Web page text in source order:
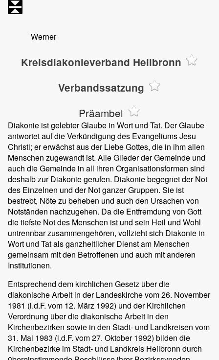
Werner
Kreisdiakonieverband Heilbronn
Verbandssatzung
Präambel
Diakonie ist gelebter Glaube in Wort und Tat. Der Glaube
antwortet auf die Verkündigung des Evangeliums Jesu
Christi; er erwächst aus der Liebe Gottes, die in ihm allen
Menschen zugewandt ist. Alle Glieder der Gemeinde und
auch die Gemeinde in all ihren Organisationsformen sind
deshalb zur Diakonie gerufen. Diakonie begegnet der Not
des Einzelnen und der Not ganzer Gruppen. Sie ist
bestrebt, Nöte zu beheben und auch den Ursachen von
Notständen nachzugehen. Da die Entfremdung von Gott
die tiefste Not des Menschen ist und sein Heil und Wohl
untrennbar zusammengehören, vollzieht sich Diakonie in
Wort und Tat als ganzheitlicher Dienst am Menschen
gemeinsam mit den Betroffenen und auch mit anderen
Institutionen.
Entsprechend dem kirchlichen Gesetz über die
diakonische Arbeit in der Landeskirche vom 26. November
1981 (i.d.F. vom 12. März 1992) und der Kirchlichen
Verordnung über die diakonische Arbeit in den
Kirchenbezirken sowie in den Stadt- und Landkreisen vom
31. Mai 1983 (i.d.F. vom 27. Oktober 1992) bilden die
Kirchenbezirke im Stadt- und Landkreis Heilbronn durch